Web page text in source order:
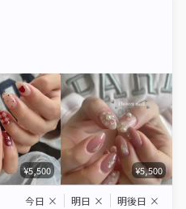
¥5,500 ¥5,500
今日 × 明日 × 明後日 ×